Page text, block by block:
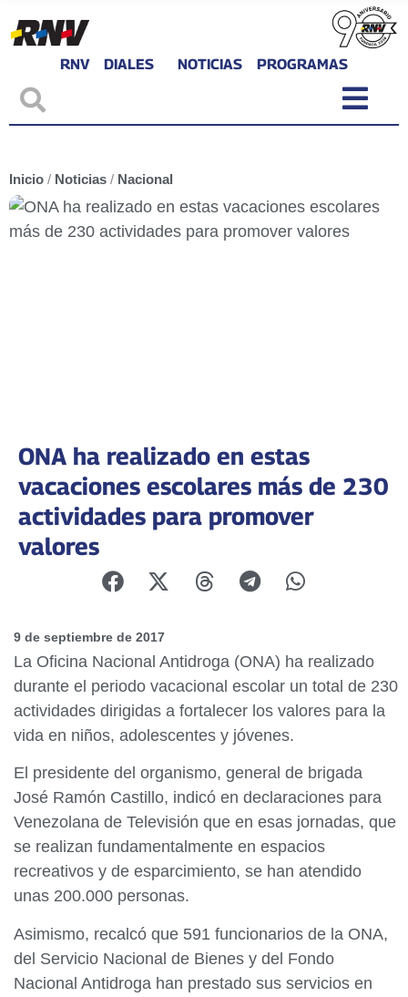
RNV DIALES NOTICIAS PROGRAMAS
Inicio / Noticias / Nacional
ONA ha realizado en estas
vacaciones escolares más de 230
actividades para promover
valores
9 de septiembre de 2017
La Oficina Nacional Antidroga (ONA) ha realizado
durante el periodo vacacional escolar un total de 230
actividades dirigidas a fortalecer los valores para la
vida en niños, adolescentes y jóvenes.
El presidente del organismo, general de brigada
José Ramón Castillo, indicó en declaraciones para
Venezolana de Televisión que en esas jornadas, que
se realizan fundamentalmente en espacios
recreativos y de esparcimiento, se han atendido
unas 200.000 personas.
Asimismo, recalcó que 591 funcionarios de la ONA,
del Servicio Nacional de Bienes y del Fondo
Nacional Antidroga han prestado sus servicios en